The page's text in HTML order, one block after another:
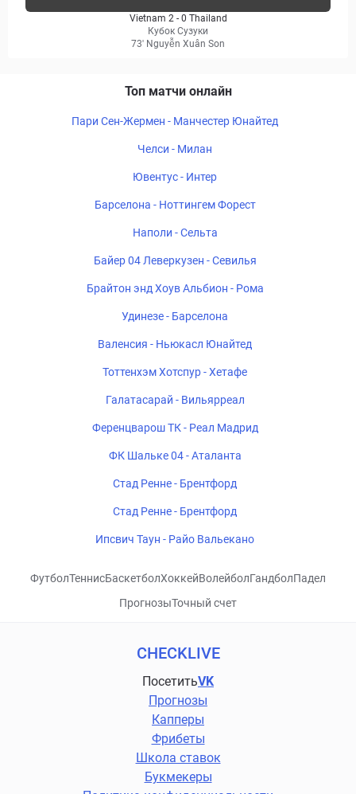
Vietnam 2 - 0 Thailand
Кубок Сузуки
73' Nguyễn Xuân Son
Топ матчи онлайн
Пари Сен-Жермен - Манчестер Юнайтед
Челси - Милан
Ювентус - Интер
Барселона - Ноттингем Форест
Наполи - Сельта
Байер 04 Леверкузен - Севилья
Брайтон энд Хоув Альбион - Рома
Удинезе - Барселона
Валенсия - Ньюкасл Юнайтед
Тоттенхэм Хотспур - Хетафе
Галатасарай - Вильярреал
Ференцварош ТК - Реал Мадрид
ФК Шальке 04 - Аталанта
Стад Ренне - Брентфорд
Стад Ренне - Брентфорд
Ипсвич Таун - Райо Вальекано
ФутболТеннисБаскетболХоккейВолейболГандболПадел
ПрогнозыТочный счет
CHECKLIVE
ПосетитьVK
Прогнозы
Капперы
Фрибеты
Школа ставок
Букмекеры